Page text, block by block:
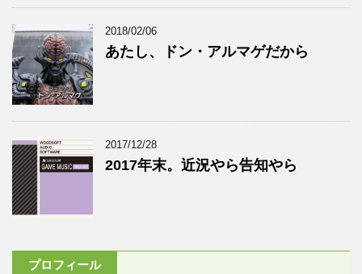
2018/02/06
あたし、ドン・アルマゲだから
2017/12/28
2017年末。近況やら告知やら
プロフィール